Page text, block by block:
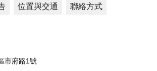
位置與交通 聯絡方式
市府路1號